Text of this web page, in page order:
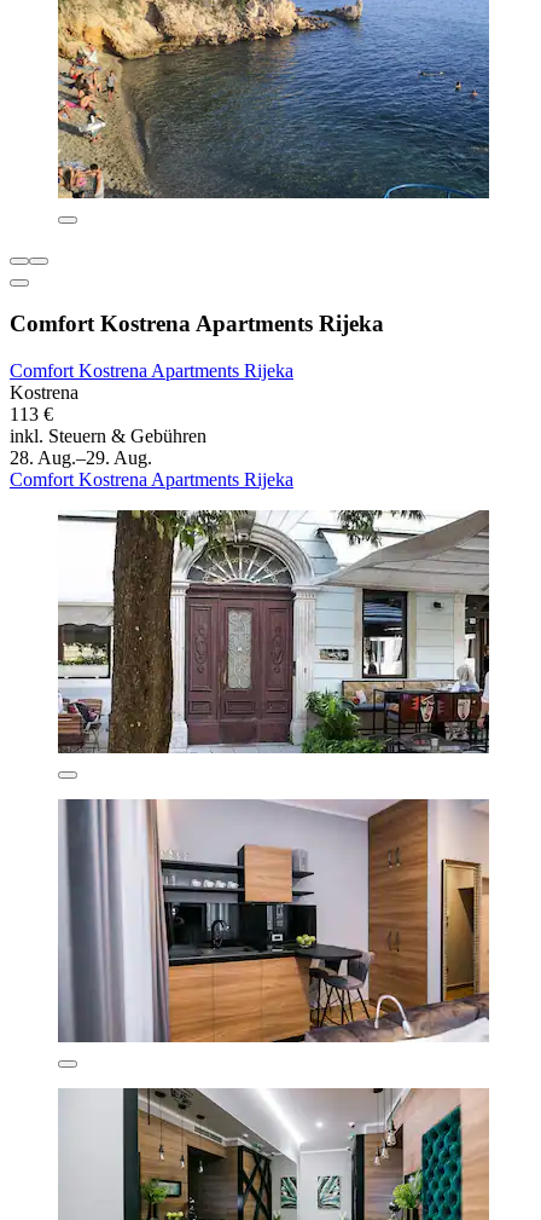
Comfort Kostrena Apartments Rijeka
Comfort Kostrena Apartments Rijeka
Kostrena
113 €
inkl. Steuern & Gebühren
28. Aug.–29. Aug.
Comfort Kostrena Apartments Rijeka